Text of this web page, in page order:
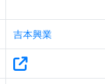
吉本興業